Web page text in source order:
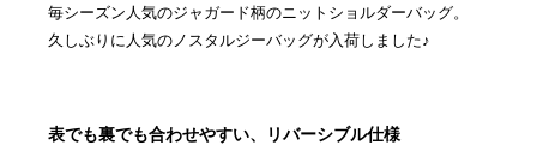
毎シーズン人気のジャガード柄のニットショルダーバッグ。
久しぶりに人気のノスタルジーバッグが入荷しました♪
表でも裏でも合わせやすい、リバーシブル仕様